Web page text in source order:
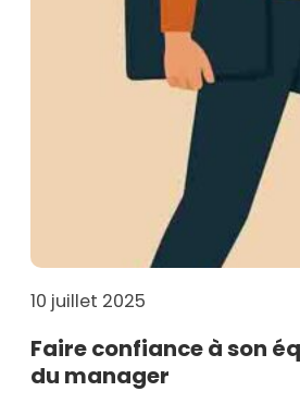
10 juillet 2025
Faire confiance à son
du manager